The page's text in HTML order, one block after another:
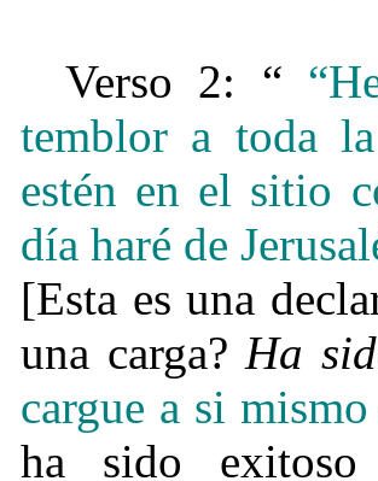
Verso 2: “
temblor a toda
estén en el sitio
día haré de
[Esta es una
una carga?Ha
cargue a si
ha sido